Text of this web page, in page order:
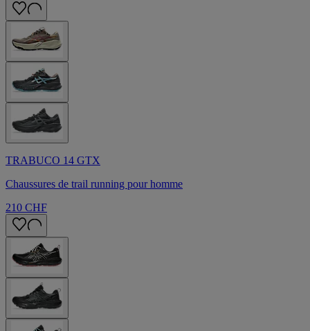
TRABUCO 14 GTX
Chaussures de trail running pour homme​
210 CHF